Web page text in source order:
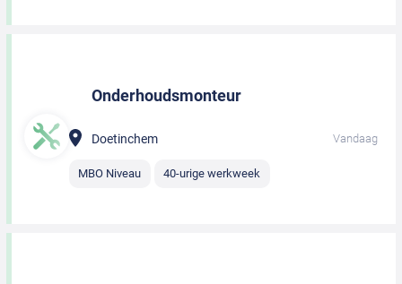
Onderhoudsmonteur
Doetinchem Vandaag
MBO Niveau 40-urige werkweek